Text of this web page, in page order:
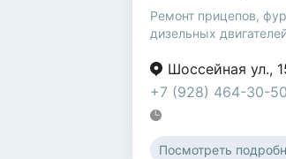
Ремонт прицепов,
дизельных
Шоссейная ул.,
+7 (928) 464-30-50
Посмотреть